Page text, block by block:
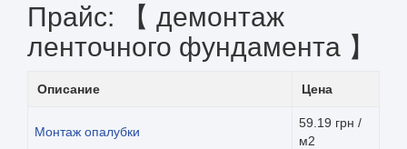
Прайс: 【 демонтаж
ленточного фундамента 】
Описание Цена
Монтаж опалубки
59.19 грн /
м2